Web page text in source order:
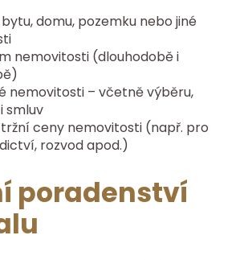
domu, pozemku nebo jiné
nemovitosti (dlouhodobě i
nemovitosti – včetně výběru,
smluv
ceny nemovitosti (např. pro
rozvod apod.)
poradenství